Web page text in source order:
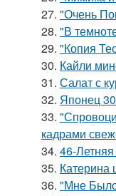
27. "Очень
28. "В
29. "Копия
30. Кайли
31. Салат с
32. Японец
33.
кадрами
34. 46-
35. Катерина
36. "Мне Было